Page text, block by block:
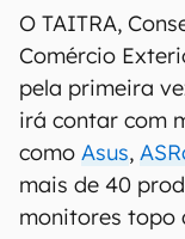
O TAITRA,
Comércio
pela primeira
irá contar com
como Asus,
mais de 40
monitores topo